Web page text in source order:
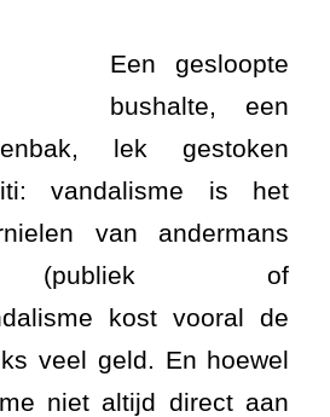
Een gesloopte
bushalte, een
lek gestoken
vandalisme is het
van andermans
(publiek of
kost vooral de
veel geld. En hoewel
niet altijd direct aan